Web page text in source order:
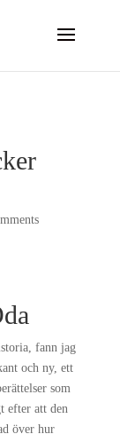
fann jag
och ny, ett
som
efter att den
över hur